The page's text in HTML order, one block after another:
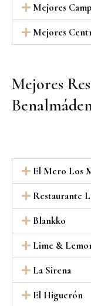
Mejores
Mejores
Mejores
El Mero Los
Restaurante
Blankko
Lime &
La Sirena
El Higuerón